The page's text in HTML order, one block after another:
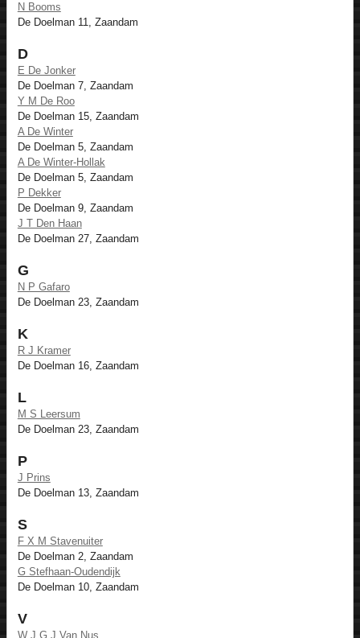
N Booms
De Doelman 11, Zaandam
D
E De Jonker
De Doelman 7, Zaandam
Y M De Roo
De Doelman 15, Zaandam
A De Winter
De Doelman 5, Zaandam
A De Winter-Hollak
De Doelman 5, Zaandam
P Dekker
De Doelman 9, Zaandam
J T Den Haan
De Doelman 27, Zaandam
G
N P Gafaro
De Doelman 23, Zaandam
K
R J Kramer
De Doelman 16, Zaandam
L
M S Leersum
De Doelman 23, Zaandam
P
J Prins
De Doelman 13, Zaandam
S
F X M Stavenuiter
De Doelman 2, Zaandam
G Stefhaan-Oudendijk
De Doelman 10, Zaandam
V
W J G J Van Nus